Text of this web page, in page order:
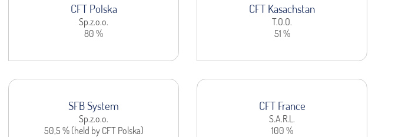
CFT Polska
Sp.z.o.o.
80 %
CFT Kasachstan
T.O.O.
51 %
SFB System
Sp.z.o.o.
50,5 % (held by CFT Polska)
CFT France
S.A.R.L.
100 %